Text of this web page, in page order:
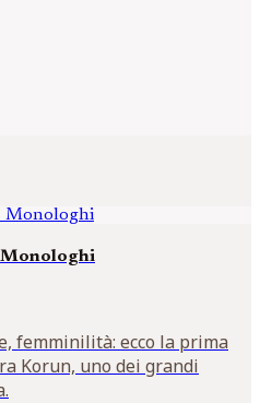
Monologhi
femminilità: ecco la prima
Korun, uno dei grandi